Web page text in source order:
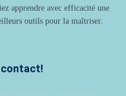
apprendre avec efficacité une
outils pour la maîtriser.
contact!